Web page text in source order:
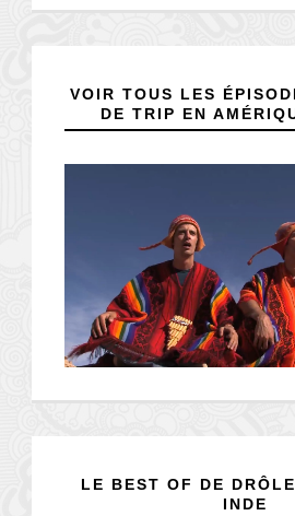
VOIR TOUS LES
DE TRIP EN
LE BEST OF DE
INDE